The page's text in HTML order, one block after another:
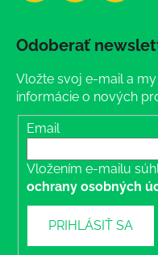
Odoberať
Vložte svoj e-mail a
informácie o nových
Email
Vložením e-mailu
ochrany osobných
PRIHLÁSIŤ SA